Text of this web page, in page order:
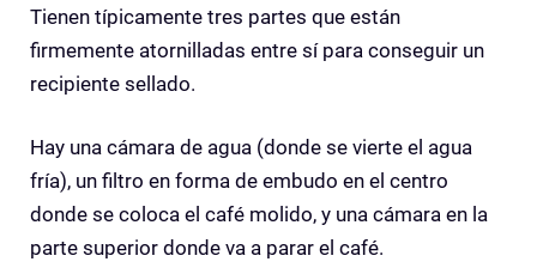
Tienen típicamente tres partes que están
firmemente atornilladas entre sí para conseguir un
recipiente sellado.
Hay una cámara de agua (donde se vierte el agua
fría), un filtro en forma de embudo en el centro
donde se coloca el café molido, y una cámara en la
parte superior donde va a parar el café.